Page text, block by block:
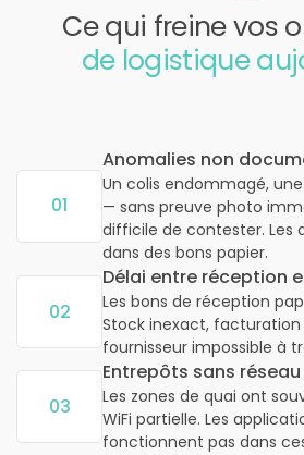
Ce qui freine vos
de logistique
01
Anomalies non
Un colis endommagé,
— sans preuve photo
difficile de contester. Les
dans des bons papier.
02
Délai entre réception
Les bons de réception
Stock inexact, facturation
fournisseur impossible à
03
Entrepôts sans
Les zones de quai ont
WiFi partielle. Les
fonctionnent pas dans